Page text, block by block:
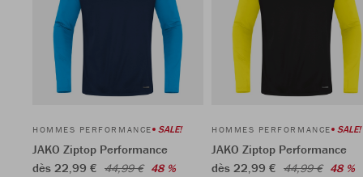
HOMMES PERFORMANCE SALE!
JAKO Ziptop Performance
dès 22,99 € 44,99 € 48 %
HOMMES PERFORMANCE SALE!
JAKO Ziptop Performance
dès 22,99 € 44,99 € 48 %